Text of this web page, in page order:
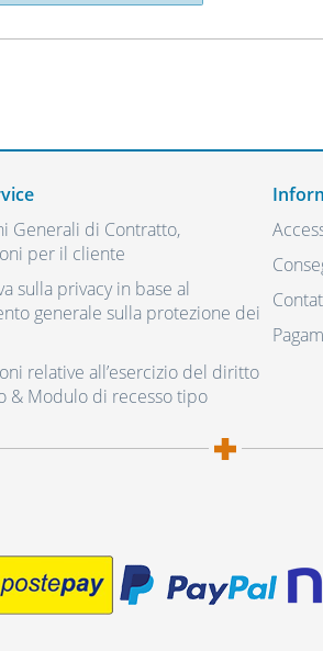
Generali di Contratto,
per il cliente
sulla privacy in base al
generale sulla protezione dei
relative all’esercizio del diritto
& Modulo di recesso tipo